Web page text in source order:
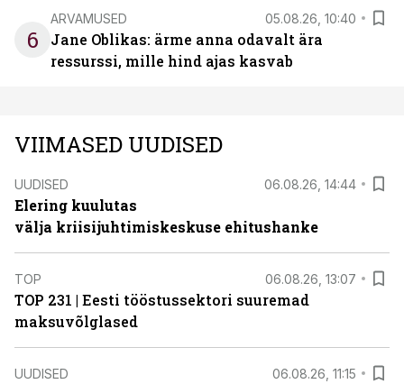
6
ARVAMUSED 05.08.26, 10:40
Jane Oblikas: ärme anna odavalt ära
ressurssi, mille hind ajas kasvab
VIIMASED UUDISED
UUDISED 06.08.26, 14:44
Elering kuulutas
välja kriisijuhtimiskeskuse ehitushanke
TOP 06.08.26, 13:07
TOP 231 | Eesti tööstussektori suuremad
maksuvõlglased
UUDISED 06.08.26, 11:15